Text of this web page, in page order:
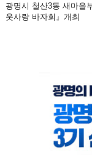
광명시 철산3동 새마을
웃사랑 바자회』개최